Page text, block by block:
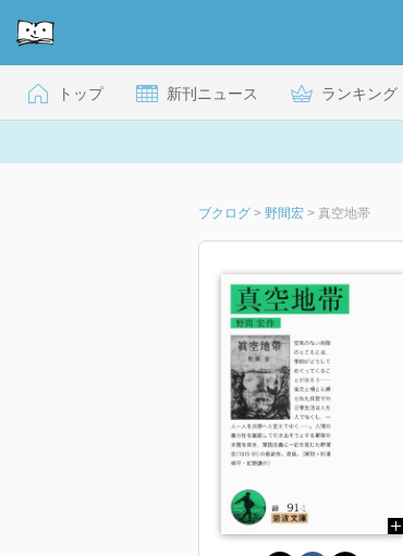
トップ 新刊ニュース ランキング
ブクログ > 野間宏 > 真空地帯